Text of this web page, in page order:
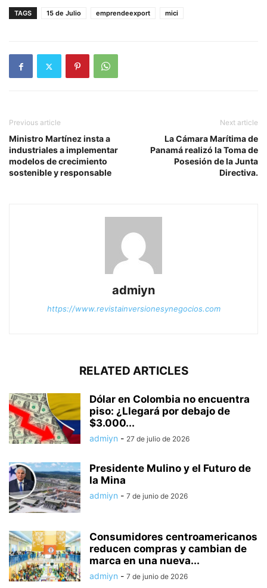
TAGS 15 de Julio emprendeexport mici
Previous article
Ministro Martínez insta a
industriales a implementar
modelos de crecimiento
sostenible y responsable
Next article
La Cámara Marítima de
Panamá realizó la Toma de
Posesión de la Junta
Directiva.
admiyn
https://www.revistainversionesynegocios.com
RELATED ARTICLES
Dólar en Colombia no encuentra
piso: ¿Llegará por debajo de
$3.000...
admiyn - 27 de julio de 2026
Presidente Mulino y el Futuro de
la Mina
admiyn - 7 de junio de 2026
Consumidores centroamericanos
reducen compras y cambian de
marca en una nueva...
admiyn - 7 de junio de 2026